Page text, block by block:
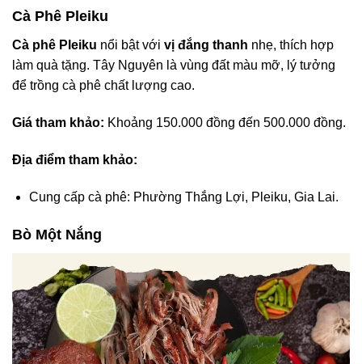
Cà Phê Pleiku
Cà phê Pleiku nổi bật với vị đắng thanh nhẹ, thích hợp
làm quà tặng. Tây Nguyên là vùng đất màu mỡ, lý tưởng
để trồng cà phê chất lượng cao.
Giá tham khảo: Khoảng 150.000 đồng đến 500.000 đồng.
Địa điểm tham khảo:
Cung cấp cà phê: Phường Thắng Lợi, Pleiku, Gia Lai.
Bò Một Nắng